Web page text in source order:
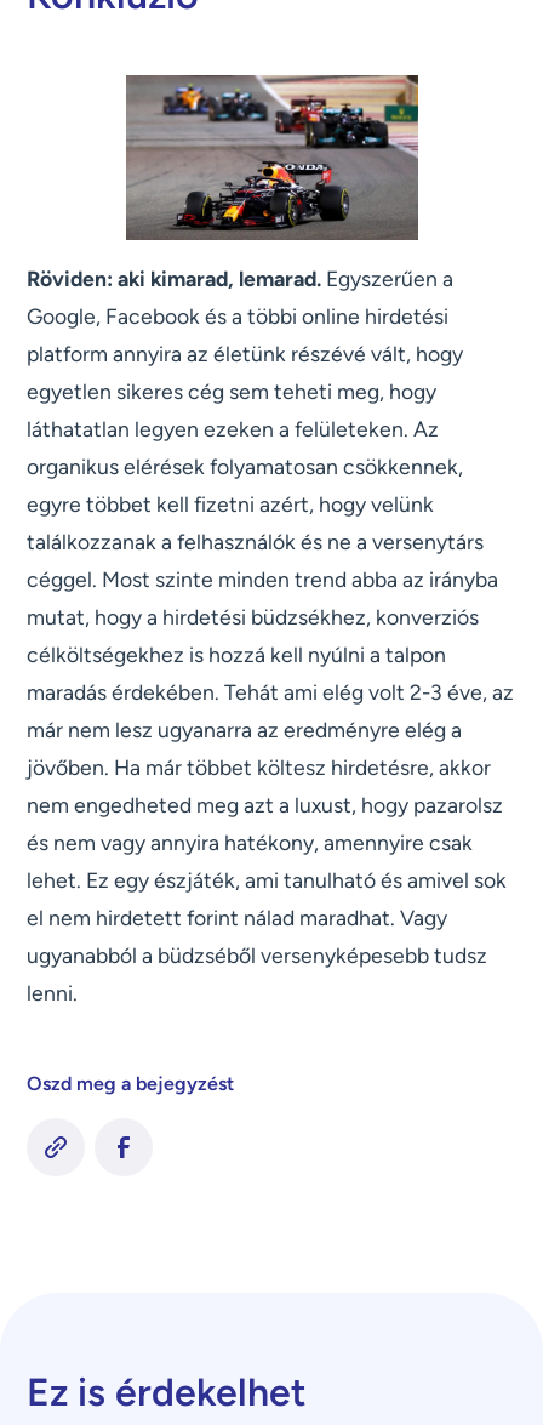
Röviden: aki kimarad, lemarad. Egyszerűen a
Google, Facebook és a többi online hirdetési
platform annyira az életünk részévé vált, hogy
egyetlen sikeres cég sem teheti meg, hogy
láthatatlan legyen ezeken a felületeken. Az
organikus elérések folyamatosan csökkennek,
egyre többet kell fizetni azért, hogy velünk
találkozzanak a felhasználók és ne a versenytárs
céggel. Most szinte minden trend abba az irányba
mutat, hogy a hirdetési büdzsékhez, konverziós
célköltségekhez is hozzá kell nyúlni a talpon
maradás érdekében. Tehát ami elég volt 2-3 éve, az
már nem lesz ugyanarra az eredményre elég a
jövőben. Ha már többet költesz hirdetésre, akkor
nem engedheted meg azt a luxust, hogy pazarolsz
és nem vagy annyira hatékony, amennyire csak
lehet. Ez egy észjáték, ami tanulható és amivel sok
el nem hirdetett forint nálad maradhat. Vagy
ugyanabból a büdzséből versenyképesebb tudsz
lenni.
Oszd meg a bejegyzést
Ez is érdekelhet